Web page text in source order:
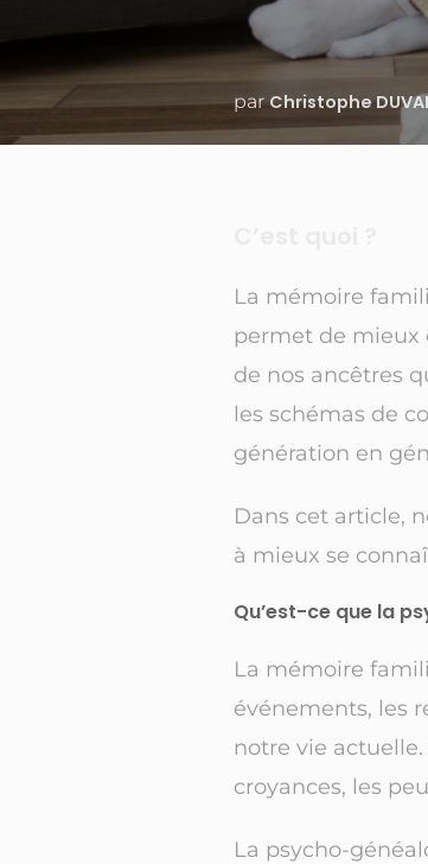
parChristophe
La mémoire
permet de mieux
de nos ancêtres
les schémas de
génération en
Dans cet article,
à mieux se
Qu’est-ce que la
La mémoire
événements, les
notre vie
croyances, les
La psycho-